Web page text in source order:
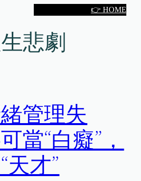
👉 HOME
悲劇
管理失
當“白癡”，
天才”